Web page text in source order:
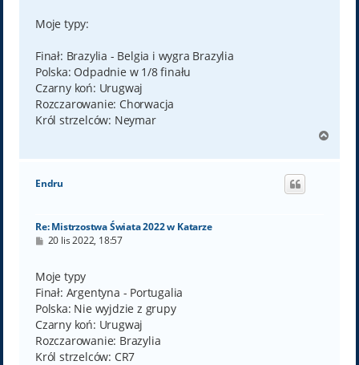
Moje typy:
Finał: Brazylia - Belgia i wygra Brazylia
Polska: Odpadnie w 1/8 finału
Czarny koń: Urugwaj
Rozczarowanie: Chorwacja
Król strzelców: Neymar
g
Endru
Re: Mistrzostwa Świata 2022 w Katarze
P
t
20 lis 2022, 18:57
Moje typy
Finał: Argentyna - Portugalia
Polska: Nie wyjdzie z grupy
Czarny koń: Urugwaj
Rozczarowanie: Brazylia
Król strzelców: CR7